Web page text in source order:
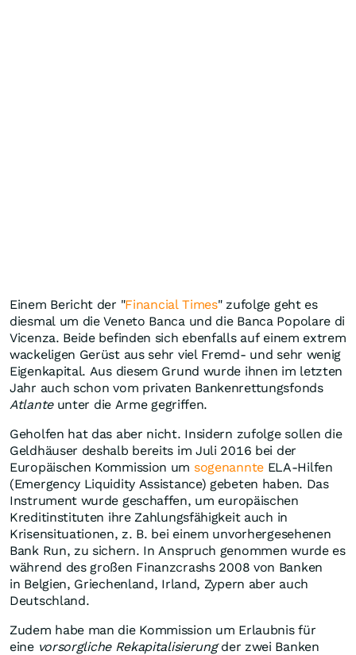
Einem Bericht der "Financial Times" zufolge geht es
diesmal um die Veneto Banca und die Banca Popolare di
Vicenza. Beide befinden sich ebenfalls auf einem extrem
wackeligen Gerüst aus sehr viel Fremd- und sehr wenig
Eigenkapital. Aus diesem Grund wurde ihnen im letzten
Jahr auch schon vom privaten Bankenrettungsfonds
Atlanteunter die Arme gegriffen.
Geholfen hat das aber nicht. Insidern zufolge sollen die
Geldhäuser deshalb bereits im Juli 2016 bei der
Europäischen Kommission um sogenannteELA-Hilfen
(Emergency Liquidity Assistance) gebeten haben. Das
Instrument wurde geschaffen, um europäischen
Kreditinstituten ihre Zahlungsfähigkeit auch in
Krisensituationen, z. B. bei einem unvorhergesehenen
Bank Run, zu sichern. In Anspruch genommen wurde es
während des großen Finanzcrashs 2008 von Banken
in Belgien, Griechenland, Irland, Zypern aber auch
Deutschland.
Zudem habe man die Kommission um Erlaubnis für
eine vorsorgliche Rekapitalisierungder zwei Banken